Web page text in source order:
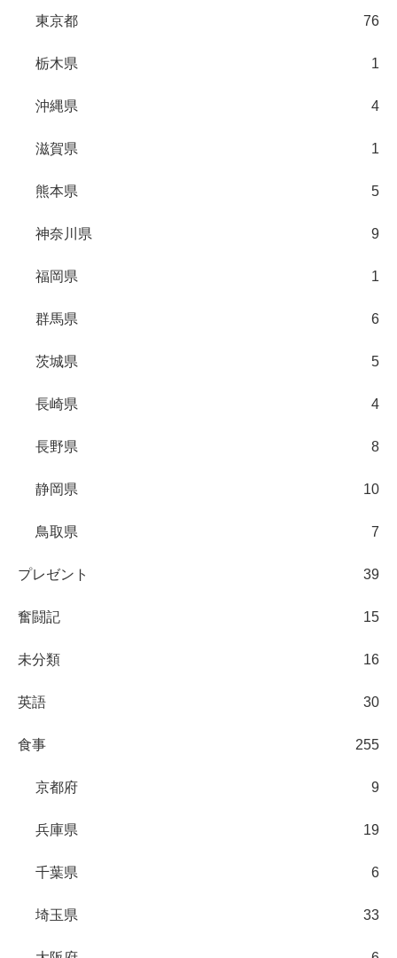
東京都 76
栃木県 1
沖縄県 4
滋賀県 1
熊本県 5
神奈川県 9
福岡県 1
群馬県 6
茨城県 5
長崎県 4
長野県 8
静岡県 10
鳥取県 7
プレゼント 39
奮闘記 15
未分類 16
英語 30
食事 255
京都府 9
兵庫県 19
千葉県 6
埼玉県 33